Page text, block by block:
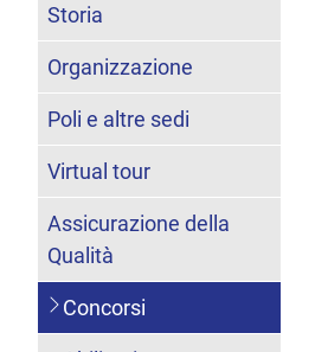
Storia
Organizzazione
Poli e altre sedi
Virtual tour
Assicurazione della
Qualità
Concorsi